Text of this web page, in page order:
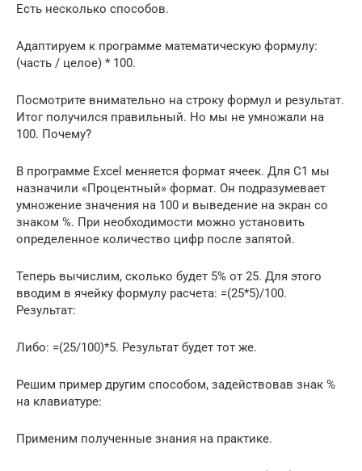
Есть несколько способов.
Адаптируем к программе математическую формулу:
(часть / целое) * 100.
Посмотрите внимательно на строку формул и результат.
Итог получился правильный. Но мы не умножали на
100. Почему?
В программе Excel меняется формат ячеек. Для С1 мы
назначили «Процентный» формат. Он подразумевает
умножение значения на 100 и выведение на экран со
знаком %. При необходимости можно установить
определенное количество цифр после запятой.
Теперь вычислим, сколько будет 5% от 25. Для этого
вводим в ячейку формулу расчета: =(25*5)/100.
Результат:
Либо: =(25/100)*5. Результат будет тот же.
Решим пример другим способом, задействовав знак %
на клавиатуре:
Применим полученные знания на практике.